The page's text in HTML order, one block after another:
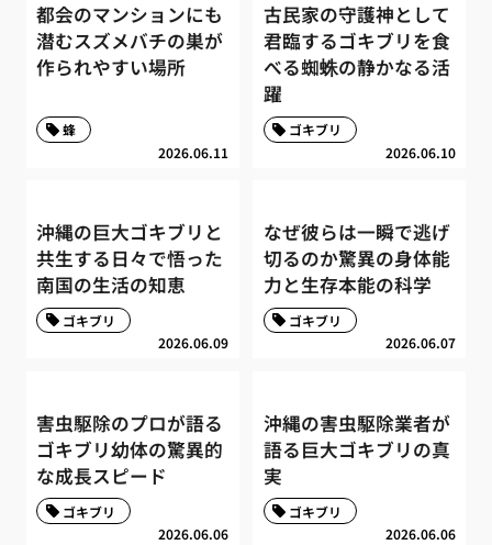
都会のマンションにも
潜むスズメバチの巣が
作られやすい場所
2026.06.11
蜂
古民家の守護神として
君臨するゴキブリを食
べる蜘蛛の静かなる活
躍
2026.06.10
ゴキブリ
沖縄の巨大ゴキブリと
共生する日々で悟った
南国の生活の知恵
2026.06.09
ゴキブリ
なぜ彼らは一瞬で逃げ
切るのか驚異の身体能
力と生存本能の科学
2026.06.07
ゴキブリ
害虫駆除のプロが語る
ゴキブリ幼体の驚異的
な成長スピード
2026.06.06
ゴキブリ
沖縄の害虫駆除業者が
語る巨大ゴキブリの真
実
2026.06.06
ゴキブリ